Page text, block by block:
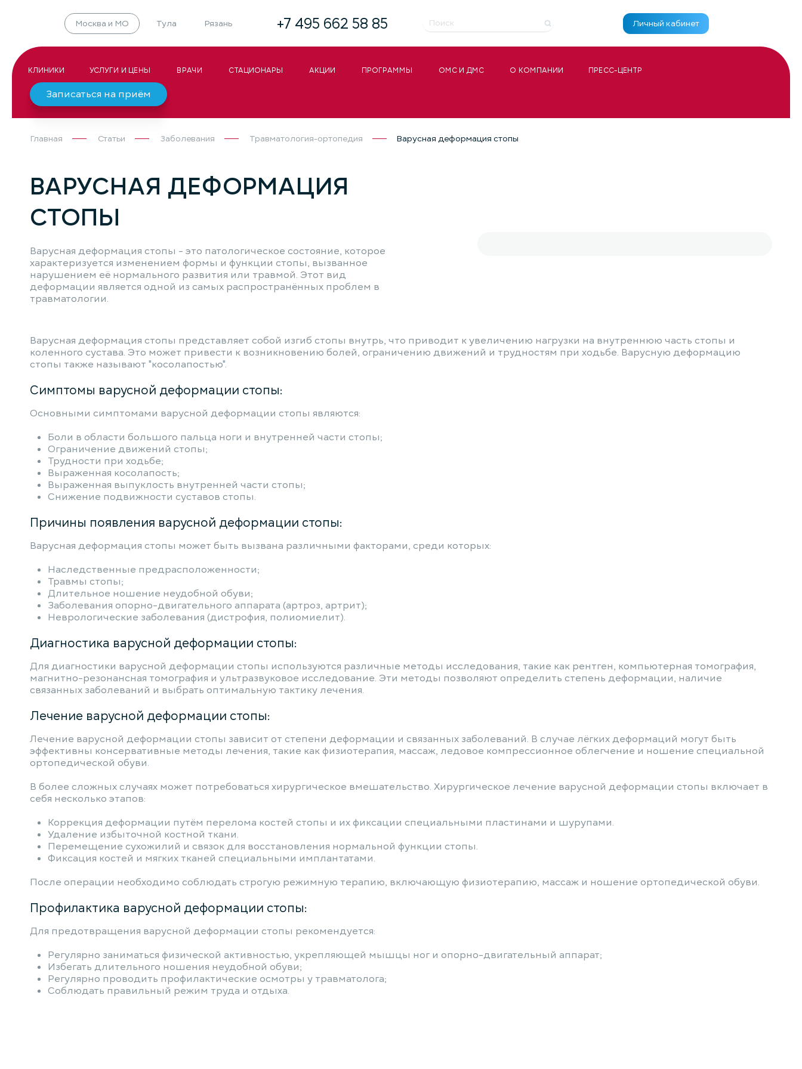
Москва и МО Тула Рязань +7 495 662 58 85 Личный кабинет
КЛИНИКИ УСЛУГИ И ЦЕНЫ ВРАЧИ СТАЦИОНАРЫ АКЦИИ ПРОГРАММЫ ОМС И ДМС О КОМПАНИИ ПРЕСС-ЦЕНТР
Записаться на приём
Главная Статьи Заболевания Травматология-ортопедия Варусная деформация стопы
ВАРУСНАЯ ДЕФОРМАЦИЯ
СТОПЫ
Варусная деформация стопы - это патологическое состояние, которое
характеризуется изменением формы и функции стопы, вызванное
нарушением её нормального развития или травмой. Этот вид
деформации является одной из самых распространённых проблем в
травматологии.
Варусная деформация стопы представляет собой изгиб стопы внутрь, что приводит к увеличению нагрузки на внутреннюю часть стопы и
коленного сустава. Это может привести к возникновению болей, ограничению движений и трудностям при ходьбе. Варусную деформацию
стопы также называют "косолапостью".
Симптомы варусной деформации стопы:
Основными симптомами варусной деформации стопы являются:
Боли в области большого пальца ноги и внутренней части стопы;
Ограничение движений стопы;
Трудности при ходьбе;
Выраженная косолапость;
Выраженная выпуклость внутренней части стопы;
Снижение подвижности суставов стопы.
Причины появления варусной деформации стопы:
Варусная деформация стопы может быть вызвана различными факторами, среди которых:
Наследственные предрасположенности;
Травмы стопы;
Длительное ношение неудобной обуви;
Заболевания опорно-двигательного аппарата (артроз, артрит);
Неврологические заболевания (дистрофия, полиомиелит).
Диагностика варусной деформации стопы:
Для диагностики варусной деформации стопы используются различные методы исследования, такие как рентген, компьютерная томография,
магнитно-резонансная томография и ультразвуковое исследование. Эти методы позволяют определить степень деформации, наличие
связанных заболеваний и выбрать оптимальную тактику лечения.
Лечение варусной деформации стопы:
Лечение варусной деформации стопы зависит от степени деформации и связанных заболеваний. В случае лёгких деформаций могут быть
эффективны консервативные методы лечения, такие как физиотерапия, массаж, ледовое компрессионное облегчение и ношение специальной
ортопедической обуви.
В более сложных случаях может потребоваться хирургическое вмешательство. Хирургическое лечение варусной деформации стопы включает в
себя несколько этапов:
Коррекция деформации путём перелома костей стопы и их фиксации специальными пластинами и шурупами.
Удаление избыточной костной ткани.
Перемещение сухожилий и связок для восстановления нормальной функции стопы.
Фиксация костей и мягких тканей специальными имплантатами.
После операции необходимо соблюдать строгую режимную терапию, включающую физиотерапию, массаж и ношение ортопедической обуви.
Профилактика варусной деформации стопы:
Для предотвращения варусной деформации стопы рекомендуется:
Регулярно заниматься физической активностью, укрепляющей мышцы ног и опорно-двигательный аппарат;
Избегать длительного ношения неудобной обуви;
Регулярно проводить профилактические осмотры у травматолога;
Соблюдать правильный режим труда и отдыха.